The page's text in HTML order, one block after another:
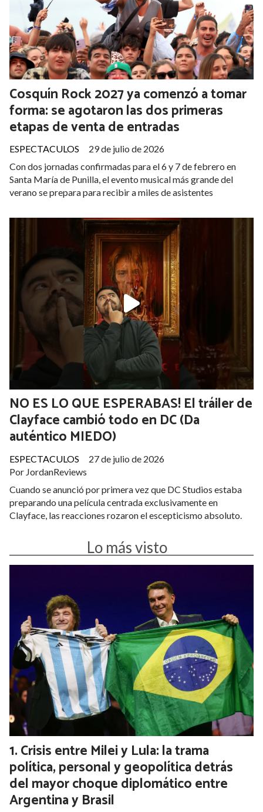
Cosquín Rock 2027 ya comenzó a tomar
forma: se agotaron las dos primeras
etapas de venta de entradas
ESPECTACULOS
29 de julio de 2026
Con dos jornadas confirmadas para el 6 y 7 de febrero en
Santa María de Punilla, el evento musical más grande del
verano se prepara para recibir a miles de asistentes
NO ES LO QUE ESPERABAS! El tráiler de
Clayface cambió todo en DC (Da
auténtico MIEDO)
Por JordanReviews
ESPECTACULOS 27 de julio de 2026
Cuando se anunció por primera vez que DC Studios estaba
preparando una película centrada exclusivamente en
Clayface, las reacciones rozaron el escepticismo absoluto.
Lo más visto
Crisis entre Milei y Lula: la trama
política, personal y geopolítica detrás
del mayor choque diplomático entre
Argentina y Brasil